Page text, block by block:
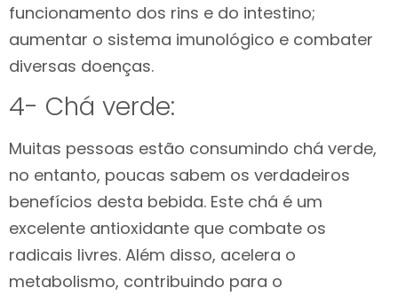
funcionamento dos rins e do intestino;
aumentar o sistema imunológico e combater
diversas doenças.
4- Chá verde:
Muitas pessoas estão consumindo chá verde,
no entanto, poucas sabem os verdadeiros
benefícios desta bebida. Este chá é um
excelente antioxidante que combate os
radicais livres. Além disso, acelera o
metabolismo, contribuindo para o